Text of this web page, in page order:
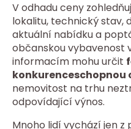
V odhadu ceny
lokalitu, technický stav,
aktuální nabídku a
občanskou vybavenost
informacím mohu určit
konkurenceschopnou
nemovitost na trhu
odpovídající výnos.
Mnoho lidí vychází jen